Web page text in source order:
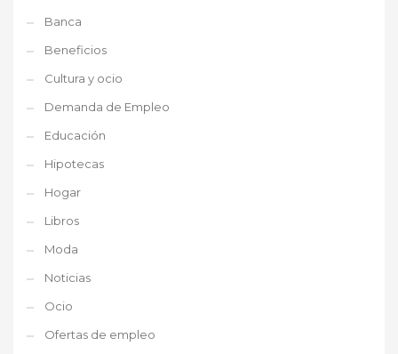
Banca
Beneficios
Cultura y ocio
Demanda de Empleo
Educación
Hipotecas
Hogar
Libros
Moda
Noticias
Ocio
Ofertas de empleo